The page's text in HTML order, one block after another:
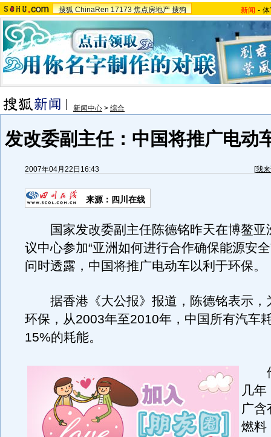
搜狐 ChinaRen 17173 焦点房地产 搜狗 新闻 -
新闻中心 > 综合
发改委副主任：中国将推广电动
2007年04月22日16:43 [我
来源：四川在线
国家发改委副主任陈德铭昨天在博鳌亚
议中心参加“亚洲如何进行合作确保能源安
问时透露，中国将推广电动车以利于环保。
据香港《大公报》报道，陈德铭表示，
环保，从2003年至2010年，中国所有汽车
15%的耗能。
他
几
广含
燃料